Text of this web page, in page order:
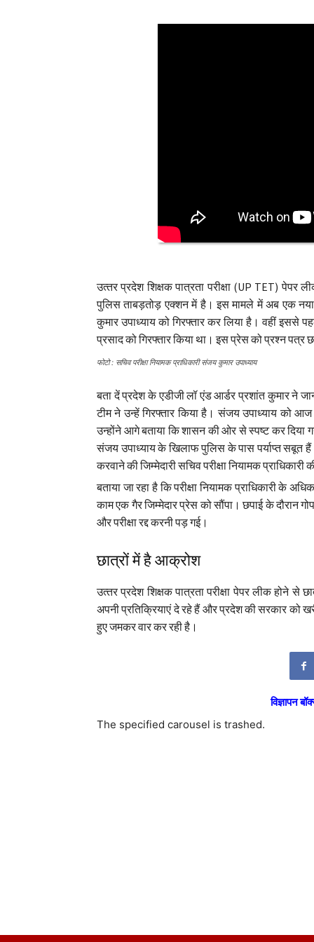
उत्‍तर प्रदेश शिक्षक पात्रता परीक्षा (UP TET) पेपर
पुलिस ताबड़तोड़ एक्शन में है। इस मामले में अब एक नया
कुमार उपाध्याय को गिरफ्तार कर लिया है। वहीं इससे
प्रसाद को गिरफ्तार किया था। इस प्रेस को प्रश्न पत्र
फोटो : सचिव परीक्षा नियामक प्राधिकारी संजय कुमार उपाध्याय
बता दें प्रदेश के एडीजी लॉ एंड आर्डर प्रशांत कुमार ने
टीम ने उन्‍हें गिरफ्तार किया है। संजय उपाध्‍याय को
उन्होंने आगे बताया कि शासन की ओर से स्‍पष्‍ट कर दिया
संजय उपाध्‍याय के खिलाफ पुलिस के पास पर्याप्‍त सबूत
करवाने की जिम्मेदारी सचिव परीक्षा नियामक प्राधिकारी
बताया जा रहा है कि परीक्षा नियामक प्राधिकारी के
काम एक गैर जिम्मेदार प्रेस को सौंपा। छपाई के दौरान
और परीक्षा रद्द करनी पड़ गई।
छात्रों में है आक्रोश
उत्‍तर प्रदेश शिक्षक पात्रता परीक्षा पेपर लीक होने से
अपनी प्रतिक्रियाएं दे रहे हैं और प्रदेश की सरकार को
हुए जमकर वार कर रही है।
विज्ञापन
The specified carousel is trashed.